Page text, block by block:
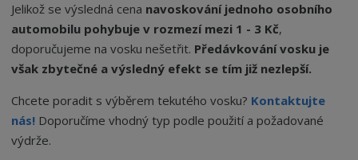
Jelikož se výsledná cena navoskování jednoho osobního
automobilu pohybuje v rozmezí mezi 1 - 3 Kč,
doporučujeme na vosku nešetřit. Předávkování vosku je
však zbytečné a výsledný efekt se tím již nezlepší.
Chcete poradit s výběrem tekutého vosku? Kontaktujte
nás! Doporučíme vhodný typ podle použití a požadované
výdrže.